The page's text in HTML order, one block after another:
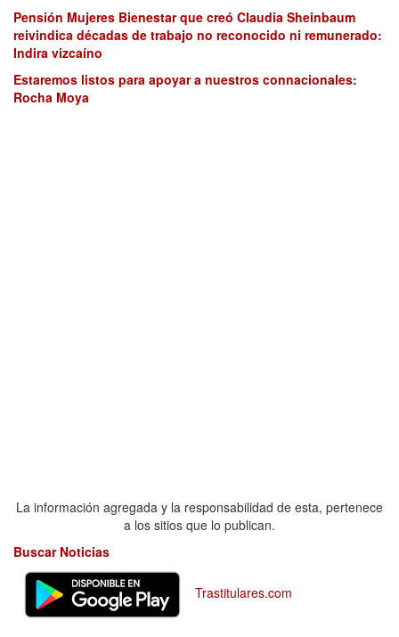
Pensión Mujeres Bienestar que creó Claudia Sheinbaum
reivindica décadas de trabajo no reconocido ni remunerado:
Indira vizcaíno
Estaremos listos para apoyar a nuestros connacionales:
Rocha Moya
La información agregada y la responsabilidad de esta, pertenece
a los sitios que lo publican.
Buscar Noticias
Trastitulares.com